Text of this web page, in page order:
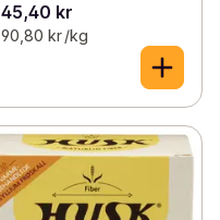
45,40 kr
90,80 kr /kg